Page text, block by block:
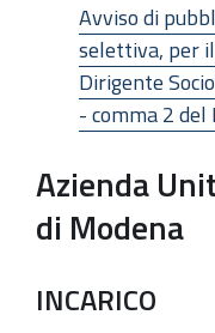
Avviso di
selettiva, per
Dirigente
- comma 2 del
Azienda
di Modena
INCARICO